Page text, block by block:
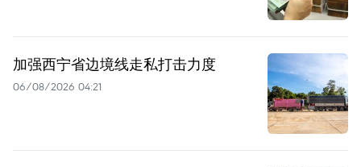
加强西宁省边境线走私打击力度
06/08/2026 04:21